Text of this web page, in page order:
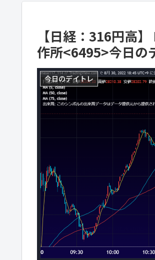
【日経：316円高
作所<6495>今日の
今日のデイトレ